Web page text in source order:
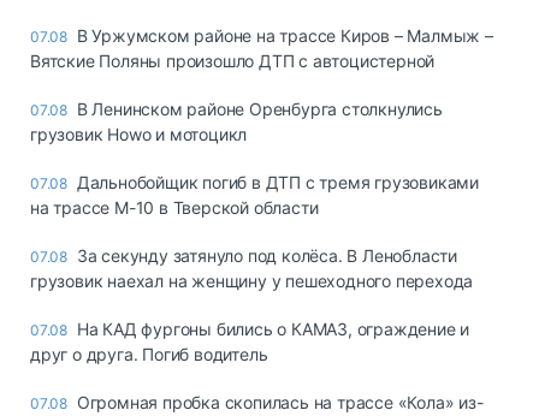
07.08 В Уржумском районе на трассе Киров – Малмыж –
Вятские Поляны произошло ДТП с автоцистерной
07.08 В Ленинском районе Оренбурга столкнулись
грузовик Howo и мотоцикл
07.08 Дальнобойщик погиб в ДТП с тремя грузовиками
на трассе М-10 в Тверской области
07.08 За секунду затянуло под колёса. В Ленобласти
грузовик наехал на женщину у пешеходного перехода
07.08 На КАД фургоны бились о КАМАЗ, ограждение и
друг о друга. Погиб водитель
07.08 Огромная пробка скопилась на трассе «Кола» из-